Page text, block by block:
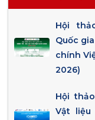
Hội
Quốc
chính
2026)
Hội
Vật